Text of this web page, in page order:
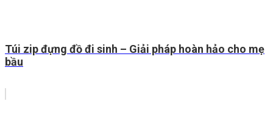
Túi zip đựng đồ đi sinh – Giải pháp hoàn hảo cho mẹ
bầu